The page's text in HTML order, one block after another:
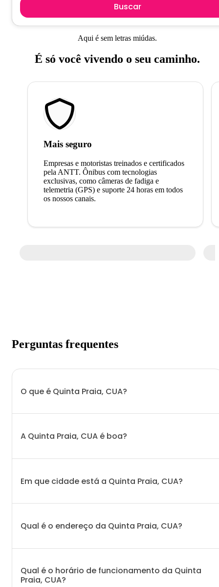
Buscar
Aqui é sem letras miúdas.
É só você vivendo o seu caminho.
Mais seguro
Empresas e motoristas treinados e certificados
pela ANTT. Ônibus com tecnologias
exclusivas, como câmeras de fadiga e
telemetria (GPS) e suporte 24 horas em todos
os nossos canais.
Perguntas frequentes
O que é Quinta Praia, CUA?
A Quinta Praia, CUA é boa?
Em que cidade está a Quinta Praia, CUA?
Qual é o endereço da Quinta Praia, CUA?
Qual é o horário de funcionamento da Quinta
Praia, CUA?